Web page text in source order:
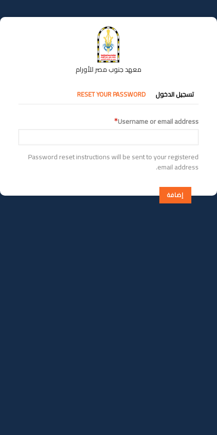
إلى
المحتوى
معهد جنوب مصر للأورام
التبويبات
الأساسية
تسجيل الدخول RESET YOUR PASSWORD
Username or email address
Password reset instructions will be sent to your registered
email address.